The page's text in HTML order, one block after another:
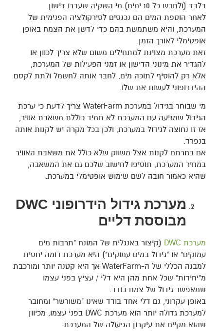
בלבד (ולחדש כל 10 ימים) מי השקיה שעברו דישון.
לאחר הוספת המים הם נכנסים לסירקולציה הפנימית של
המערכת, והיא משתמשת בהם כדי לדשן את הצמח באופן
אופטימלי לאורך הזמן.
זאת מערכת מצוינת למתחילים משום שלא צריך לכוון או
להגדיר את מינוני הדישון או זמני הפעילות של המערכת,
אלא רק להוסיף לתוכה מים, לחבר אותה לחשמל ולתת לקסם
ההידרופוני לעשות את שלו.
מי שבוחר בגידול במערכת WaterFarm צריך לדעת כי ערכת
הגידול שמגיעה עם המערכת לא תמיד כוללת משאבת אוויר,
אז זו נחוצה לגידול במערכת, ולכן בכל מקרה יש לקנות אותה
בנפרד.
אם בחרתם לקנות אצל משווק שלא כולל את משאבת האוויר
במחיר המערכת, תוסיפו לחישוב שלכם גם את המשאבה,
שהיא כאמור חובה לשם שימוש אופטימלי במערכת.
מערכת גידול הידרופוני DWC
מבוססת דליים
מערכת DWC
(קיצור באנגלית של המונח "תרבות מים
עמוקים" או "גידול במים עמוקים") היא מערכת דומה יחסית
למבנה הכללי של ה-WaterFarm אך היא קטנה יותר ומורכבת
מ"יחידות" שכל אחת מהן היא דלי / עציץ בפני עצמו
שמאפשר גידול של צמח בודד.
באופן עקרוני, גם דלי אחד בודד שאינו "משורשר" ומחובר
למערכת גדולה יותר הוא מערכת DWC בפני עצמו, מכיוון
שהוא מקיים את עיקרון הפעולה של המערכת.